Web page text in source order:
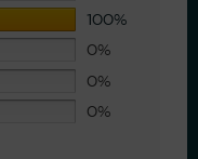
100%
0%
0%
0%